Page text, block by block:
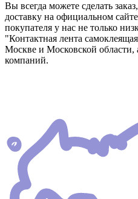
Вы всегда можете сделать
доставку на официальном
покупателя у нас не только
"Контактная лента
Москве и Московской области,
компаний.